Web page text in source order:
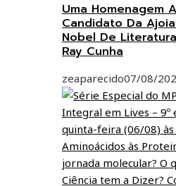
Uma Homenagem
Candidato Da
Nobel De
Ray Cunha
zeaparecido07/08/